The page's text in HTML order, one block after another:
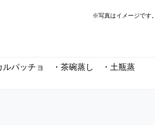
※写真はイメージです。
パッチョ ・茶碗蒸し ・土瓶蒸